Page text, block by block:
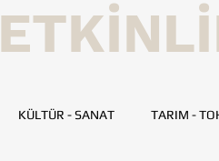
KÜLTÜR - SANAT TARIM -